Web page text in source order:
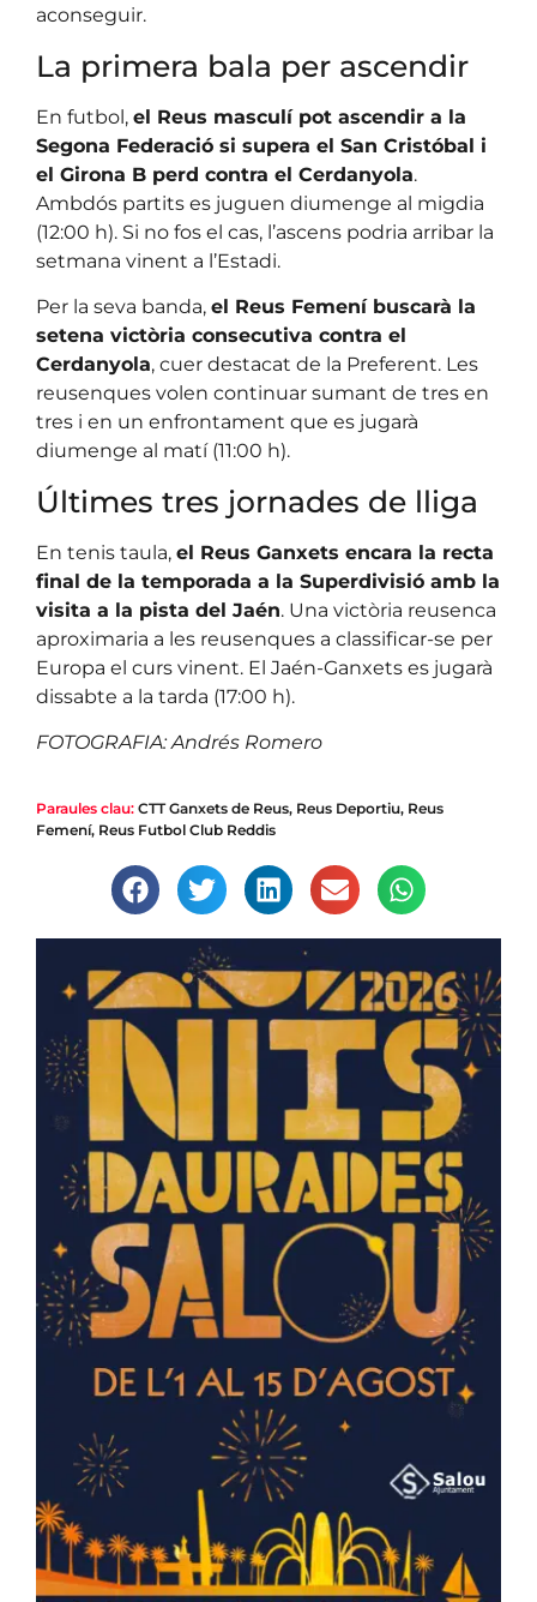
aconseguir.
La primera bala per ascendir
En futbol, el Reus masculí pot ascendir a la
Segona Federació si supera el San Cristóbal i
el Girona B perd contra el Cerdanyola.
Ambdós partits es juguen diumenge al migdia
(12:00 h). Si no fos el cas, l’ascens podria arribar la
setmana vinent a l’Estadi.
Per la seva banda, el Reus Femení buscarà la
setena victòria consecutiva contra el
Cerdanyola, cuer destacat de la Preferent. Les
reusenques volen continuar sumant de tres en
tres i en un enfrontament que es jugarà
diumenge al matí (11:00 h).
Últimes tres jornades de lliga
En tenis taula, el Reus Ganxets encara la recta
final de la temporada a la Superdivisió amb la
visita a la pista del Jaén. Una victòria reusenca
aproximaria a les reusenques a classificar-se per
Europa el curs vinent. El Jaén-Ganxets es jugarà
dissabte a la tarda (17:00 h).
FOTOGRAFIA: Andrés Romero
Paraules clau: CTT Ganxets de Reus, Reus Deportiu, Reus
Femení, Reus Futbol Club Reddis